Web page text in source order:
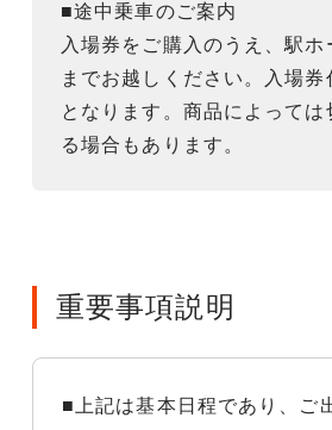
■途中乗車のご案内
入場券をご購入のうえ、駅ホ
までお越しください。入場券
となります。商品によっては
る場合もあります。
重要事項説明
■上記は基本日程であり、ご